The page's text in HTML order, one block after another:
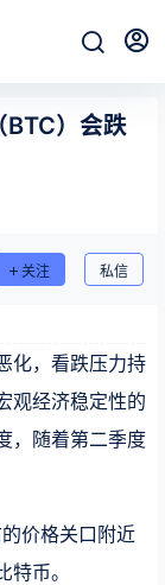
BTC）会跌
关注 私信
化，看跌压力持
观经济稳定性的
，随着第二季度
价格关口附近
币。